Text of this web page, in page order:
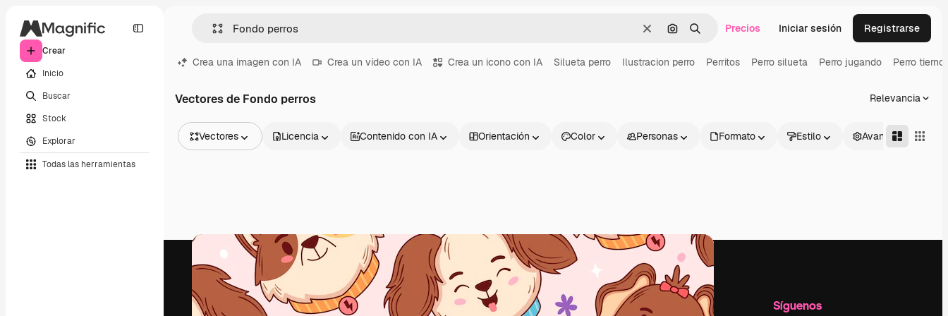
Crear
Inicio
Buscar
Stock
Explorar
Todas las herramientas
BorrarBuscar por imagen
BuscarPrecios Iniciar sesión Registrarse
Crea una imagen con IA Crea un vídeo con IA Crea un icono con IA Silueta perro Ilustracion perro Perritos Perro silueta Perro jugando Perro tierno
Vectores de Fondo perros Relevancia
Vectores
Vídeos
Clips de vídeo
Motion graphics
Plantillas de vídeos
Iconos
Modelos 3D
Fuentes
Licencia Contenido con IA Orientación Color Personas Formato Estilo Avanzado
Productos Información útil Empresa Síguenos